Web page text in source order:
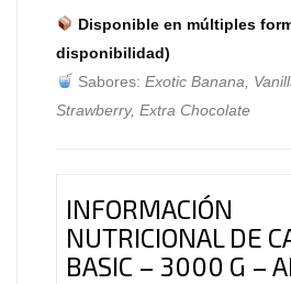
Disponible en múltiples
disponibilidad)
Sabores: Exotic Banana,
Strawberry, Extra Chocolate
INFORMACIÓN
NUTRICIONAL DE
BASIC – 3000 G –